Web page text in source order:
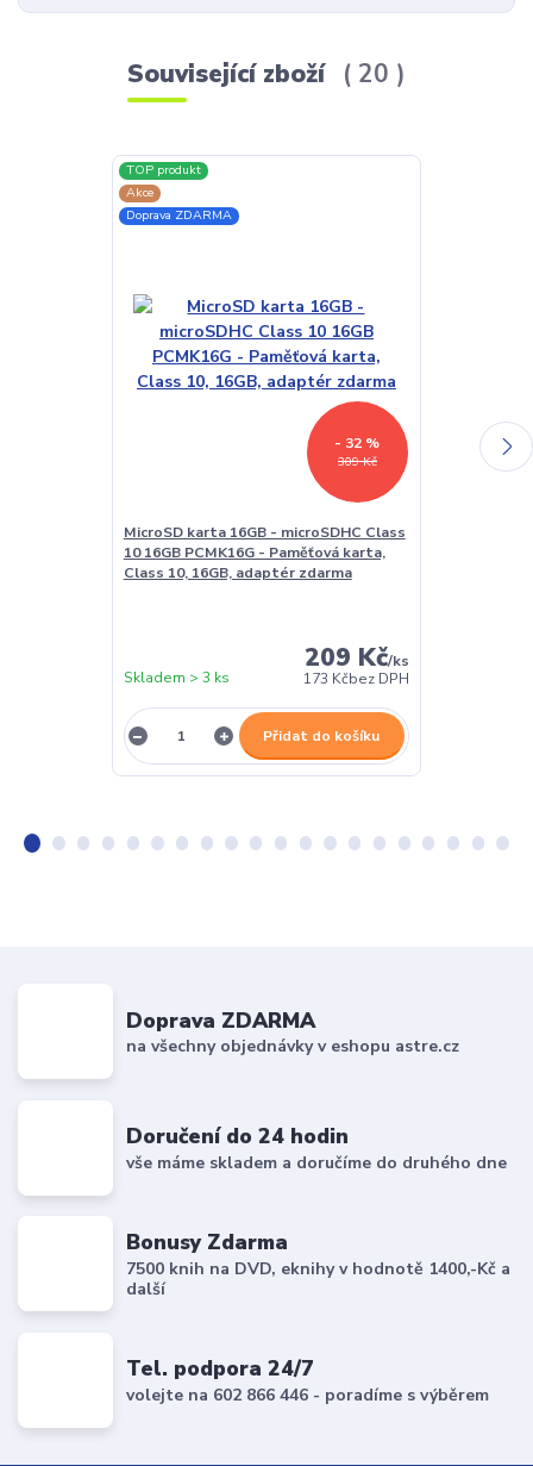
Související zboží 20
TOP produkt
Akce
Doprava ZDARMA
309 Kč
- 32 %
MicroSD karta 16GB - microSDHC Class
10 16GB PCMK16G - Paměťová karta,
Class 10, 16GB, adaptér zdarma
209 Kč/ks
173 Kčbez DPH
Skladem > 3 ks
Přidat do košíku
Doprava ZDARMA
na všechny objednávky v eshopu astre.cz
Doručení do 24 hodin
vše máme skladem a doručíme do druhého dne
Bonusy Zdarma
7500 knih na DVD, eknihy v hodnotě 1400,-Kč a
další
Tel. podpora 24/7
volejte na 602 866 446 - poradíme s výběrem